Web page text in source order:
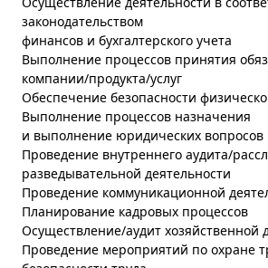
законодательством
финансов и бухгалтерского учета
Выполнение процессов принятия
компании/продукта/услуг
Обеспечение безопасности
Выполнение процессов назначения
и выполнение юридических вопросов
Проведение внутреннего аудита/
разведывательной деятельности
Проведение коммуникационной
Планирование кадровых процессов
Осуществление/аудит хозяйственной
Проведение мероприятий по охране